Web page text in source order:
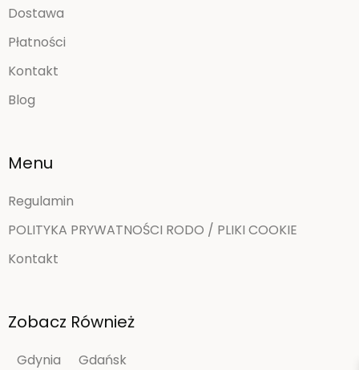
Dostawa
Płatności
Kontakt
Blog
Menu
Regulamin
POLITYKA PRYWATNOŚCI RODO / PLIKI COOKIE
Kontakt
Zobacz Również
Gdynia Gdańsk